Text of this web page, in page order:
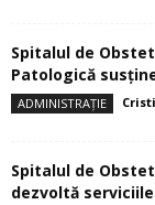
Spitalul de
Patologică
ADMINISTRAȚIE
Spitalul de
dezvoltă